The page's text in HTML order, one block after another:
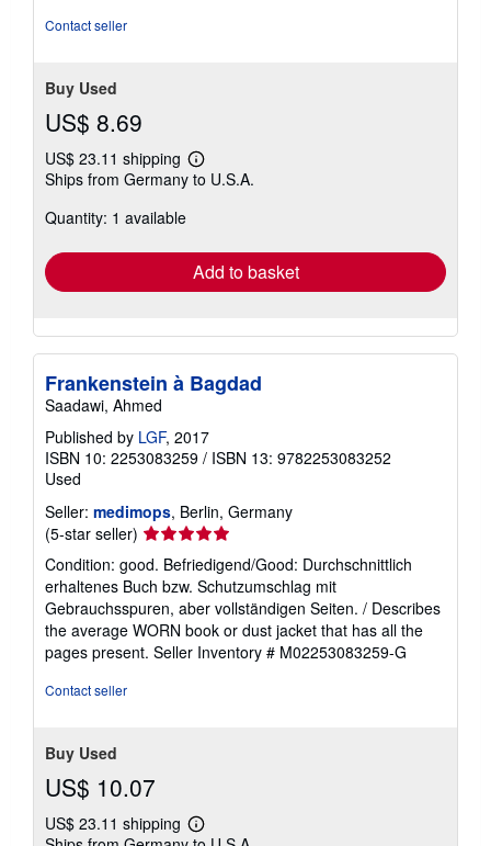
Contact seller
Buy Used
US$ 8.69
US$ 23.11 shipping
Learn
more
Ships from Germany to U.S.A.
Quantity: 1 available
Add to basket
Frankenstein à Bagdad
Saadawi, Ahmed
Published by LGF, 2017
ISBN 10: 2253083259 / ISBN 13: 9782253083252
Used
Seller: medimops, Berlin, Germany
(5-star seller) Seller
rating
5
out
of
5
stars
Condition: good. Befriedigend/Good: Durchschnittlich
erhaltenes Buch bzw. Schutzumschlag mit
Gebrauchsspuren, aber vollständigen Seiten. / Describes
the average WORN book or dust jacket that has all the
pages present. Seller Inventory # M02253083259-G
Contact seller
Buy Used
US$ 10.07
US$ 23.11 shipping
Learn